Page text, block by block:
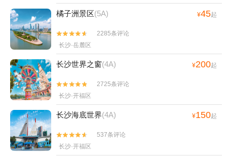
橘子洲景区(5A) ¥45起


2285条评论
长沙·岳麓区
长沙世界之窗(4A) ¥200起


2725条评论
长沙·开福区
长沙海底世界(4A) ¥150起


537条评论
长沙·开福区